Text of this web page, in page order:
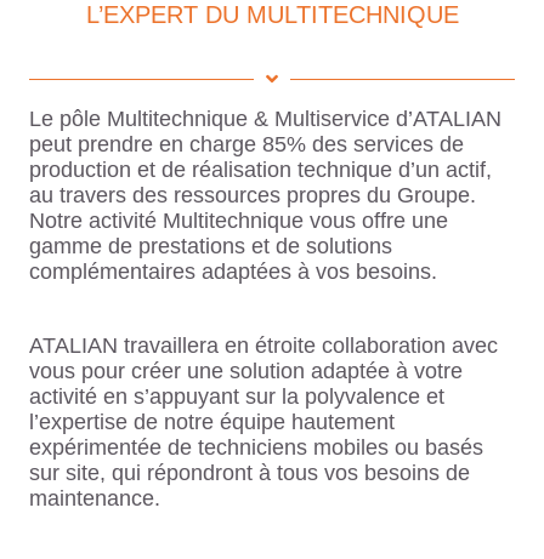
L’EXPERT DU MULTITECHNIQUE
Le pôle Multitechnique & Multiservice d’ATALIAN
peut prendre en charge 85% des services de
production et de réalisation technique d’un actif,
au travers des ressources propres du Groupe.
Notre activité Multitechnique vous offre une
gamme de prestations et de solutions
complémentaires adaptées à vos besoins.
ATALIAN travaillera en étroite collaboration avec
vous pour créer une solution adaptée à votre
activité en s’appuyant sur la polyvalence et
l’expertise de notre équipe hautement
expérimentée de techniciens mobiles ou basés
sur site, qui répondront à tous vos besoins de
maintenance.